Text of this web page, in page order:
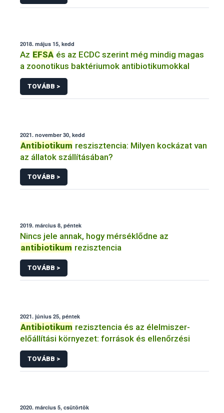
2018. május 15, kedd
Az EFSA és az ECDC szerint még mindig magas
a zoonotikus baktériumok antibiotikumokkal
TOVÁBB >
2021. november 30, kedd
Antibiotikum reszisztencia: Milyen kockázat van
az állatok szállításában?
TOVÁBB >
2019. március 8, péntek
Nincs jele annak, hogy mérséklődne az
antibiotikum rezisztencia
TOVÁBB >
2021. június 25, péntek
Antibiotikum rezisztencia és az élelmiszer-
előállítási környezet: források és ellenőrzési
TOVÁBB >
2020. március 5, csütörtök